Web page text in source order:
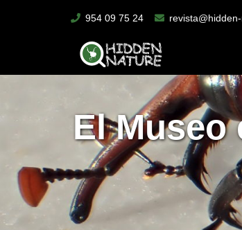
954 09 75 24
El